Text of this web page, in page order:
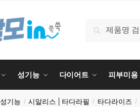
검색
성기능 다이어트 피부미용
성기능 / 시알리스 | 타다라필 / 타다라이즈 /